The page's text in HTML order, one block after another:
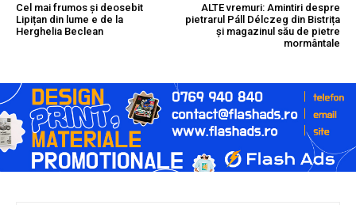
Cel mai frumos și deosebit
Lipițan din lume e de la
Herghelia Beclean
ALTE vremuri: Amintiri despre
pietrarul Páll Délczeg din Bistrița
și magazinul său de pietre
mormântale